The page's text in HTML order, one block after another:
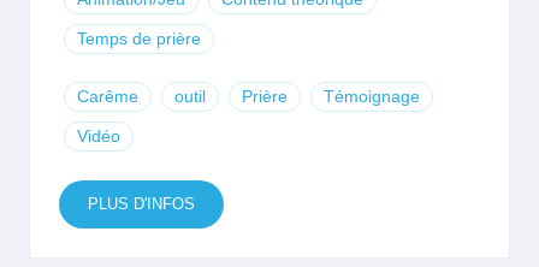
Temps de prière
Carême outil Prière Témoignage
Vidéo
PLUS D'INFOS